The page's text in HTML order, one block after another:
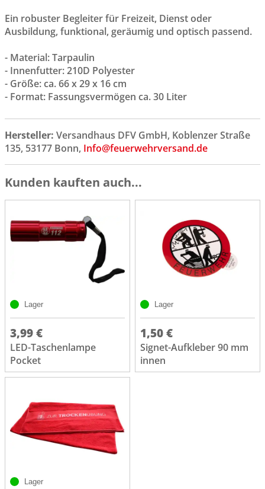
Ein robuster Begleiter für Freizeit, Dienst oder
Ausbildung, funktional, geräumig und optisch passend.
- Material: Tarpaulin
- Innenfutter: 210D Polyester
- Größe: ca. 66 x 29 x 16 cm
- Format: Fassungsvermögen ca. 30 Liter
Hersteller: Versandhaus DFV GmbH, Koblenzer Straße
135, 53177 Bonn, Info@feuerwehrversand.de
Kunden kauften auch...
Lager
3,99 €
LED-Taschenlampe
Pocket
Lager
1,50 €
Signet-Aufkleber 90 mm
innen
Lager